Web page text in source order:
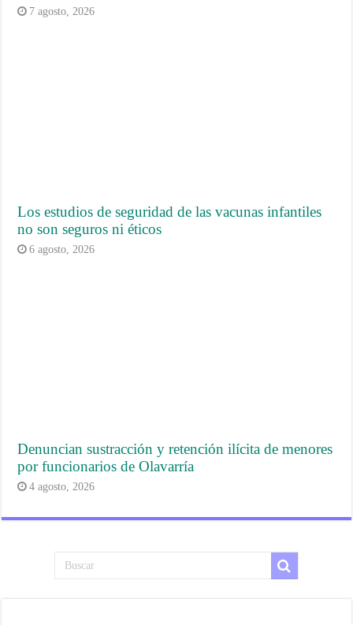
7 agosto, 2026
Los estudios de seguridad de las vacunas infantiles
no son seguros ni éticos
6 agosto, 2026
Denuncian sustracción y retención ilícita de menores
por funcionarios de Olavarría
4 agosto, 2026